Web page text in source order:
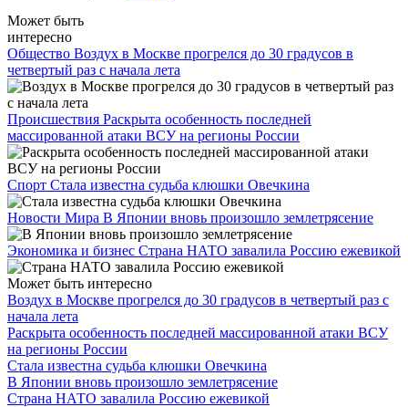
Может быть
интересно
Общество Воздух в Москве прогрелся до 30 градусов в
четвертый раз с начала лета
Происшествия Раскрыта особенность последней
массированной атаки ВСУ на регионы России
Спорт Стала известна судьба клюшки Овечкина
Новости Мира В Японии вновь произошло землетрясение
Экономика и бизнес Страна НАТО завалила Россию ежевикой
Может быть интересно
Воздух в Москве прогрелся до 30 градусов в четвертый раз с
начала лета
Раскрыта особенность последней массированной атаки ВСУ
на регионы России
Стала известна судьба клюшки Овечкина
В Японии вновь произошло землетрясение
Страна НАТО завалила Россию ежевикой